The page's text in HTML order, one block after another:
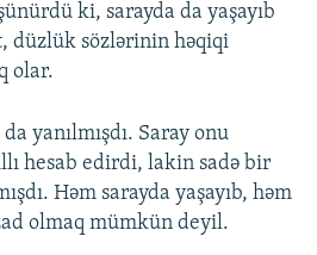
ki, sarayda da yaşayıb
düzlük sözlərinin həqiqi
olar.
yanılmışdı. Saray onu
hesab edirdi, lakin sadə bir
Həm sarayda yaşayıb, həm
olmaq mümkün deyil.